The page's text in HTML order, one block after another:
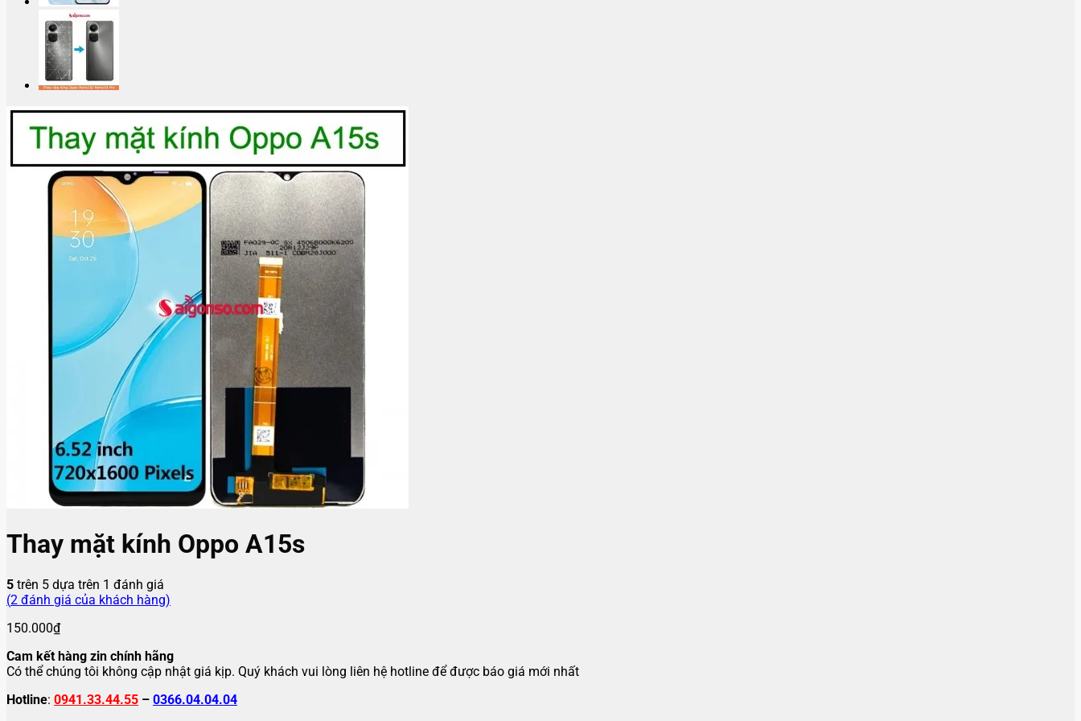
Thay mặt kính Oppo A15s
5 trên 5 dựa trên 1 đánh giá
(2 đánh giá của khách hàng)
150.000₫
Cam kết hàng zin chính hãng
Có thể chúng tôi không cập nhật giá kịp. Quý khách vui lòng liên hệ hotline để được báo giá mới nhất
Hotline: 0941.33.44.55 – 0366.04.04.04